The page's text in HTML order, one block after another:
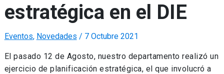
estratégica en el DIE
Eventos, Novedades / 7 Octubre 2021
El pasado 12 de Agosto, nuestro departamento realizó un
ejercicio de planificación estratégica, el que involucró a